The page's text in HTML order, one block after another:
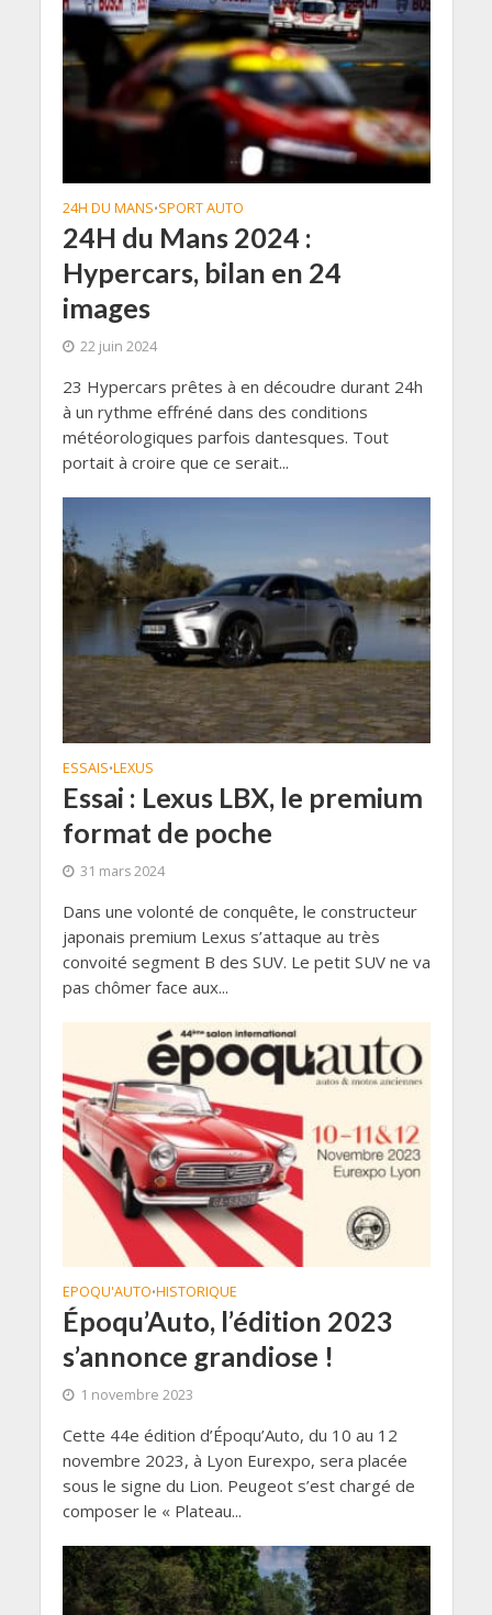
24H DU MANS•SPORT AUTO
24H du Mans 2024 :
Hypercars, bilan en 24
images
22 juin 2024
23 Hypercars prêtes à en découdre durant 24h
à un rythme effréné dans des conditions
météorologiques parfois dantesques. Tout
portait à croire que ce serait...
ESSAIS•LEXUS
Essai : Lexus LBX, le premium
format de poche
31 mars 2024
Dans une volonté de conquête, le constructeur
japonais premium Lexus s’attaque au très
convoité segment B des SUV. Le petit SUV ne va
pas chômer face aux...
EPOQU'AUTO•HISTORIQUE
Époqu’Auto, l’édition 2023
s’annonce grandiose !
1 novembre 2023
Cette 44e édition d’Époqu’Auto, du 10 au 12
novembre 2023, à Lyon Eurexpo, sera placée
sous le signe du Lion. Peugeot s’est chargé de
composer le « Plateau...